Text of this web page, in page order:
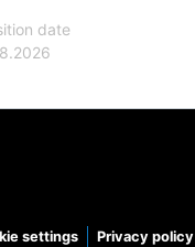
date
settings Privacy policy